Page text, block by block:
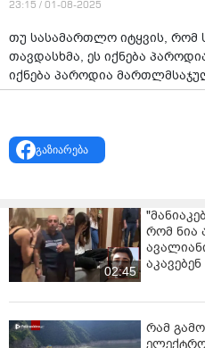
23:15 / 01-08-2025
თუ სასამართლო იტყვის, რომ
თავდასხმა, ეს იქნება
იქნება პაროდია
გამოცემა „ბათუმელებისა“ და
დამფუძნებლის, მზია
შემდეგ განაცხადა.
ნებისმიერი სხვა
სამართალზე.
„ეს პროცესი არის სარკე
პოლიცია, პროკურატურა,
გაზიარება
02:45
რომ ნია
აკავებენ
რამ